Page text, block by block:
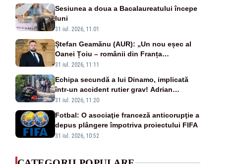
Sesiunea a doua a Bacalaureatului începe
luni
31 iul. 2026, 11:01
Ștefan Geamănu (AUR): „Un nou eșec al
Oanei Țoiu – românii din Franța
abandonați de propriul minister de externe
31 iul. 2026, 11:11
Echipa secundă a lui Dinamo, implicată
într-un accident rutier grav! Adrian
Ropotan a fost resuscitat
31 iul. 2026, 11:20
Fotbal: O asociaţie franceză anticorupţie a
depus plângere împotriva proiectului FIFA
31 iul. 2026, 10:52